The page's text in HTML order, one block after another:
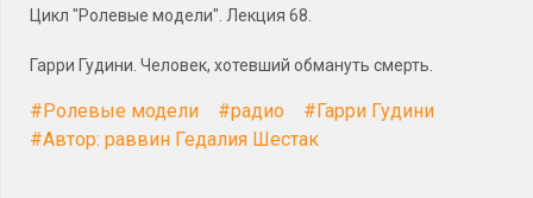
Цикл "Ролевые модели". Лекция 68.
Гарри Гудини. Человек, хотевший обмануть смерть.
#Ролевые модели #радио
#Гарри Гудини
#Автор: раввин Гедалия Шестак